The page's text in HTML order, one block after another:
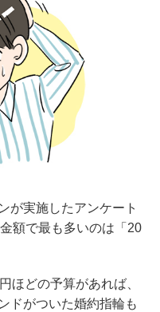
が実施したアンケート
額で最も多いのは「20
ほどの予算があれば、
ドがついた婚約指輪も